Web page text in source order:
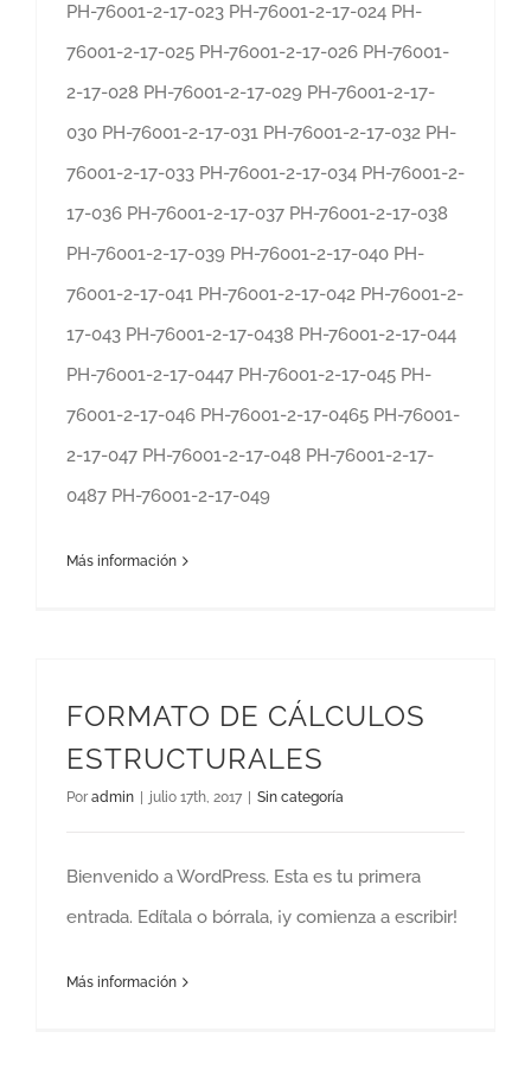
PH-76001-2-17-023 PH-76001-2-17-024 PH-
76001-2-17-025 PH-76001-2-17-026 PH-76001-
2-17-028 PH-76001-2-17-029 PH-76001-2-17-
030 PH-76001-2-17-031 PH-76001-2-17-032 PH-
76001-2-17-033 PH-76001-2-17-034 PH-76001-2-
17-036 PH-76001-2-17-037 PH-76001-2-17-038
PH-76001-2-17-039 PH-76001-2-17-040 PH-
76001-2-17-041 PH-76001-2-17-042 PH-76001-2-
17-043 PH-76001-2-17-0438 PH-76001-2-17-044
PH-76001-2-17-0447 PH-76001-2-17-045 PH-
76001-2-17-046 PH-76001-2-17-0465 PH-76001-
2-17-047 PH-76001-2-17-048 PH-76001-2-17-
0487 PH-76001-2-17-049
Más información
FORMATO DE CÁLCULOS
ESTRUCTURALES
Por admin julio 17th, 2017 Sin categoría
Bienvenido a WordPress. Esta es tu primera
entrada. Edítala o bórrala, ¡y comienza a escribir!
Más información